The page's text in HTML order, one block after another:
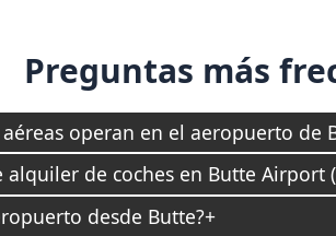
Preguntas más
operan en el aeropuerto de
alquiler de coches en Butte Airport
desde Butte?